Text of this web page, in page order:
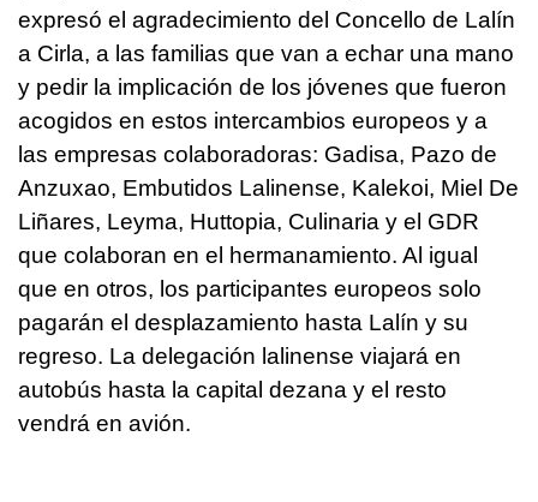
expresó el agradecimiento del Concello de Lalín
a Cirla, a las familias que van a echar una mano
y pedir la implicación de los jóvenes que fueron
acogidos en estos intercambios europeos y a
las empresas colaboradoras: Gadisa, Pazo de
Anzuxao, Embutidos Lalinense, Kalekoi, Miel De
Liñares, Leyma, Huttopia, Culinaria y el GDR
que colaboran en el hermanamiento. Al igual
que en otros, los participantes europeos solo
pagarán el desplazamiento hasta Lalín y su
regreso. La delegación lalinense viajará en
autobús hasta la capital dezana y el resto
vendrá en avión.